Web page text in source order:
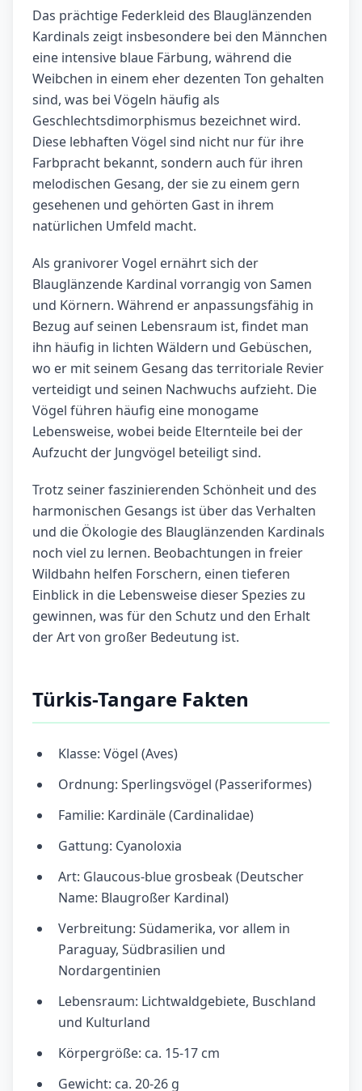
Das prächtige Federkleid des Blauglänzenden
Kardinals zeigt insbesondere bei den Männchen
eine intensive blaue Färbung, während die
Weibchen in einem eher dezenten Ton gehalten
sind, was bei Vögeln häufig als
Geschlechtsdimorphismus bezeichnet wird.
Diese lebhaften Vögel sind nicht nur für ihre
Farbpracht bekannt, sondern auch für ihren
melodischen Gesang, der sie zu einem gern
gesehenen und gehörten Gast in ihrem
natürlichen Umfeld macht.
Als granivorer Vogel ernährt sich der
Blauglänzende Kardinal vorrangig von Samen
und Körnern. Während er anpassungsfähig in
Bezug auf seinen Lebensraum ist, findet man
ihn häufig in lichten Wäldern und Gebüschen,
wo er mit seinem Gesang das territoriale Revier
verteidigt und seinen Nachwuchs aufzieht. Die
Vögel führen häufig eine monogame
Lebensweise, wobei beide Elternteile bei der
Aufzucht der Jungvögel beteiligt sind.
Trotz seiner faszinierenden Schönheit und des
harmonischen Gesangs ist über das Verhalten
und die Ökologie des Blauglänzenden Kardinals
noch viel zu lernen. Beobachtungen in freier
Wildbahn helfen Forschern, einen tieferen
Einblick in die Lebensweise dieser Spezies zu
gewinnen, was für den Schutz und den Erhalt
der Art von großer Bedeutung ist.
Türkis-Tangare Fakten
Klasse: Vögel (Aves)
Ordnung: Sperlingsvögel (Passeriformes)
Familie: Kardinäle (Cardinalidae)
Gattung: Cyanoloxia
Art: Glaucous-blue grosbeak (Deutscher
Name: Blaugroßer Kardinal)
Verbreitung: Südamerika, vor allem in
Paraguay, Südbrasilien und
Nordargentinien
Lebensraum: Lichtwaldgebiete, Buschland
und Kulturland
Körpergröße: ca. 15-17 cm
Gewicht: ca. 20-26 g